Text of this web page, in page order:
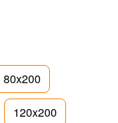
80x200
120x200